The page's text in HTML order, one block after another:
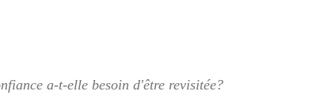
a-t-elle besoin d'être revisitée?